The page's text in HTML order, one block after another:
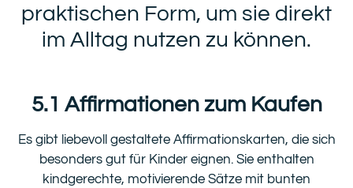
praktischen Form, um sie direkt
im Alltag nutzen zu können.
5.1 Affirmationen zum Kaufen
Es gibt liebevoll gestaltete Affirmationskarten, die sich
besonders gut für Kinder eignen. Sie enthalten
kindgerechte, motivierende Sätze mit bunten